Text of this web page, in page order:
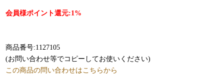
会員様ポイント還元:1%
商品番号:1127105
(お問い合わせ等でコピーしてお使いください)
この商品の問い合わせはこちらから